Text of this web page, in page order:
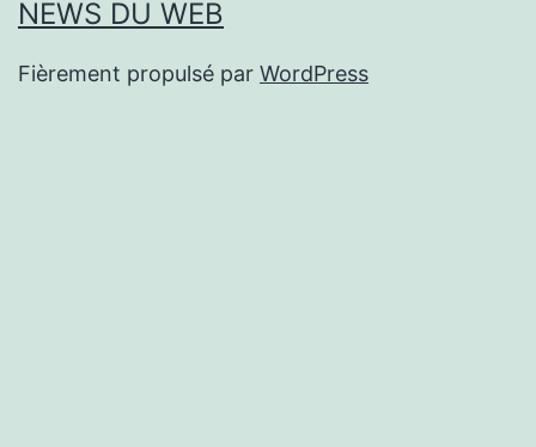
NEWS DU WEB
Fièrement propulsé par WordPress